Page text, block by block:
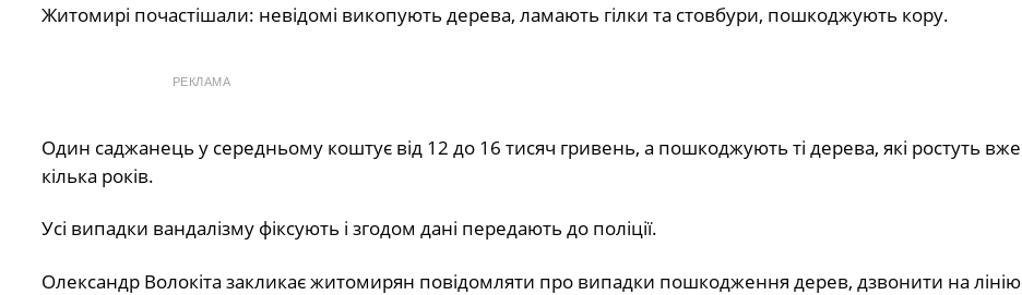
Житомирі почастішали: невідомі викопують дерева, ламають гілки та стовбури, пошкоджують кору.
РЕКЛАМА
Один саджанець у середньому коштує від 12 до 16 тисяч гривень, а пошкоджують ті дерева, які ростуть вже
кілька років.
Усі випадки вандалізму фіксують і згодом дані передають до поліції.
Олександр Волокіта закликає житомирян повідомляти про випадки пошкодження дерев, дзвонити на лінію